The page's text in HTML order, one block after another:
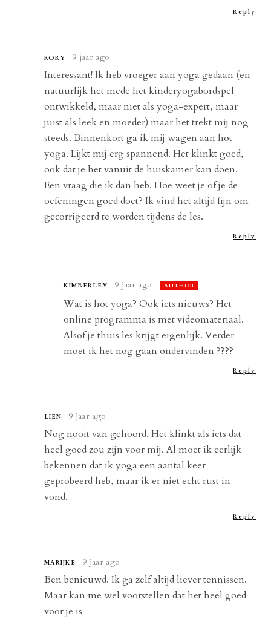
Reply
RORY 9 jaar ago
Interessant! Ik heb vroeger aan yoga gedaan (en
natuurlijk het mede het kinderyogabordspel
ontwikkeld, maar niet als yoga-expert, maar
juist als leek en moeder) maar het trekt mij nog
steeds. Binnenkort ga ik mij wagen aan hot
yoga. Lijkt mij erg spannend. Het klinkt goed,
ook dat je het vanuit de huiskamer kan doen.
Een vraag die ik dan heb. Hoe weet je of je de
oefeningen goed doet? Ik vind het altijd fijn om
gecorrigeerd te worden tijdens de les.
Reply
KIMBERLEY 9 jaar ago AUTHOR
Wat is hot yoga? Ook iets nieuws? Het
online programma is met videomateriaal.
Alsof je thuis les krijgt eigenlijk. Verder
moet ik het nog gaan ondervinden ????
Reply
LIEN 9 jaar ago
Nog nooit van gehoord. Het klinkt als iets dat
heel goed zou zijn voor mij. Al moet ik eerlijk
bekennen dat ik yoga een aantal keer
geprobeerd heb, maar ik er niet echt rust in
vond.
Reply
MARIJKE 9 jaar ago
Ben benieuwd. Ik ga zelf altijd liever tennissen.
Maar kan me wel voorstellen dat het heel goed
voor je is